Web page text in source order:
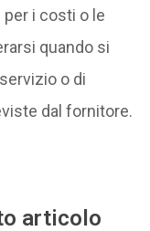
i costi o le
quando si
o di
dal fornitore.
articolo